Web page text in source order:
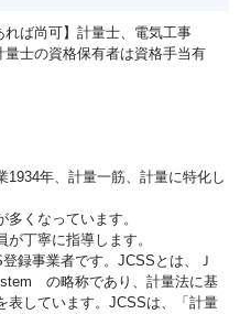
れば尚可】計量士、電気工事
士の資格保有者は資格手当有
年、計量一筋、計量に特化し
くなっています。
丁寧に指導します。
録事業者です。JCSSとは、Ｊ
の略称であり、計量法に基
表しています。JCSSは、「計量